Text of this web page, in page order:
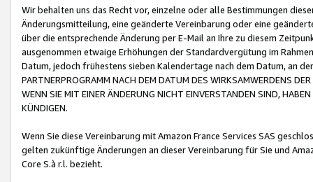
Wir behalten uns das Recht vor, einzelne oder alle Bestimmungen
Änderungsmitteilung, eine geänderte Vereinbarung oder eine
über die entsprechende Änderung per E-Mail an Ihre zu diesem
ausgenommen etwaige Erhöhungen der Standardvergütung im
Datum, jedoch frühestens sieben Kalendertage nach dem Datum, an
PARTNERPROGRAMM NACH DEM DATUM DES WIRKSAMWERDENS
WENN SIE MIT EINER ÄNDERUNG NICHT EINVERSTANDEN SIND,
KÜNDIGEN.
Wenn Sie diese Vereinbarung mit Amazon France Services SAS
gelten zukünftige Änderungen an dieser Vereinbarung für Sie und
Core S.à r.l. bezieht.